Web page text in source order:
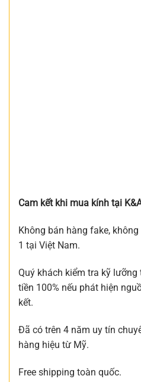
Cam kết khi mua kính tại
Không bán hàng fake,
1 tại Việt Nam.
Quý khách kiểm tra kỹ
tiền 100% nếu phát hiện
kết.
Đã có trên 4 năm uy tín
hàng hiệu từ Mỹ.
Free shipping toàn quốc.